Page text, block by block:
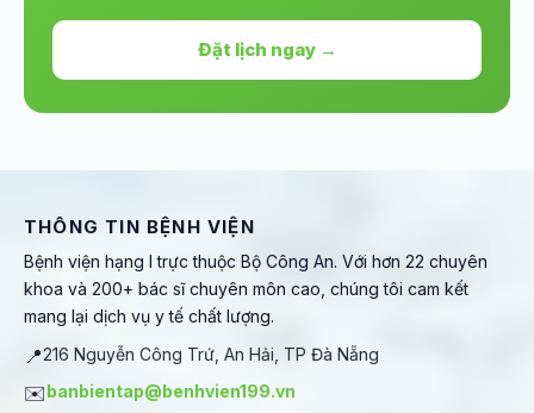
Đặt lịch ngay →
THÔNG TIN BỆNH VIỆN
Bệnh viện hạng I trực thuộc Bộ Công An. Với hơn 22 chuyên
khoa và 200+ bác sĩ chuyên môn cao, chúng tôi cam kết
mang lại dịch vụ y tế chất lượng.
📍216 Nguyễn Công Trứ, An Hải, TP Đà Nẵng
✉️banbientap@benhvien199.vn